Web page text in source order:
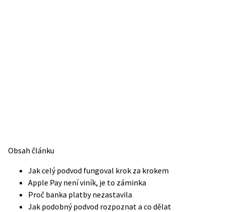
Obsah článku
Jak celý podvod fungoval krok za krokem
Apple Pay není viník, je to záminka
Proč banka platby nezastavila
Jak podobný podvod rozpoznat a co dělat